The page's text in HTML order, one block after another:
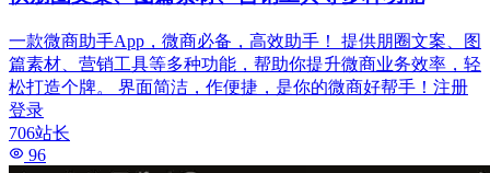
一款微商助手App，微商必备，高效助手！ 提供朋圈文案、图
篇素材、营销工具等多种功能，帮助你提升微商业务效率，轻
松打造个牌。 界面简洁，作便捷，是你的微商好帮手！注册
登录
706站长
96